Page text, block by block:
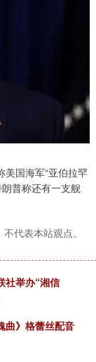
美国海军“亚伯拉罕
普称还有一支舰
代表本站观点。
社举办“湘信
曲》格蕾丝配音